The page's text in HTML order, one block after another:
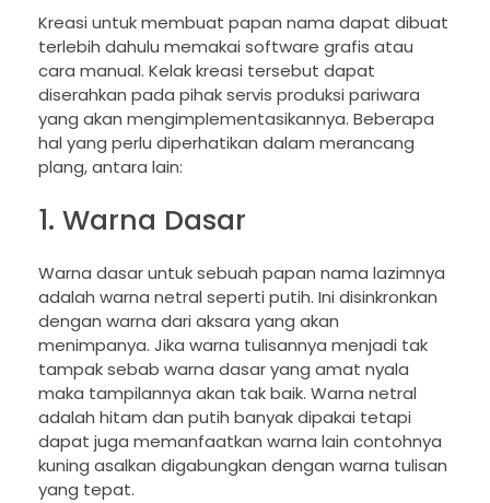
Kreasi untuk membuat papan nama dapat dibuat
terlebih dahulu memakai software grafis atau
cara manual. Kelak kreasi tersebut dapat
diserahkan pada pihak servis produksi pariwara
yang akan mengimplementasikannya. Beberapa
hal yang perlu diperhatikan dalam merancang
plang, antara lain:
1. Warna Dasar
Warna dasar untuk sebuah papan nama lazimnya
adalah warna netral seperti putih. Ini disinkronkan
dengan warna dari aksara yang akan
menimpanya. Jika warna tulisannya menjadi tak
tampak sebab warna dasar yang amat nyala
maka tampilannya akan tak baik. Warna netral
adalah hitam dan putih banyak dipakai tetapi
dapat juga memanfaatkan warna lain contohnya
kuning asalkan digabungkan dengan warna tulisan
yang tepat.